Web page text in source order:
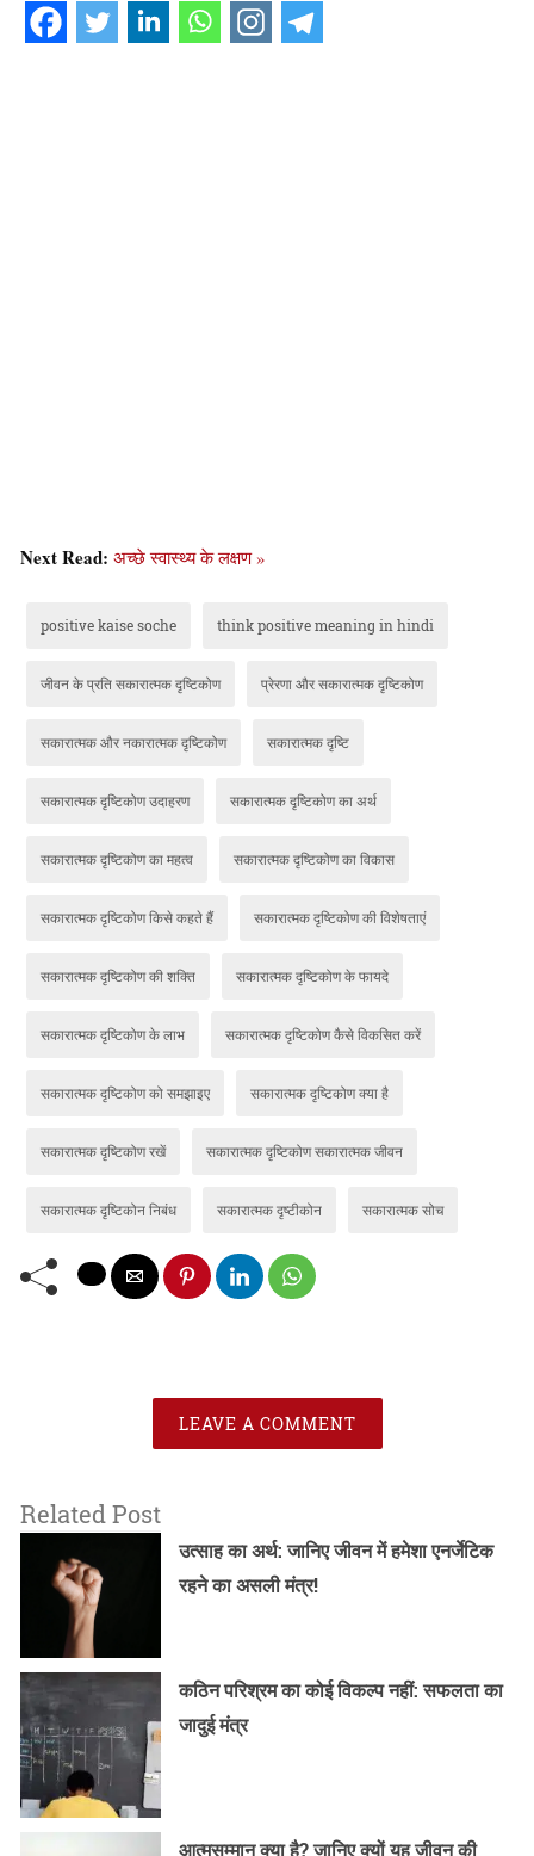
Next Read: अच्छे स्वास्थ्य के लक्षण »
positive kaise soche think positive meaning in hindi
जीवन के प्रति सकारात्मक दृष्टिकोण प्रेरणा और सकारात्मक दृष्टिकोण
सकारात्मक और नकारात्मक दृष्टिकोण सकारात्मक दृष्टि
सकारात्मक दृष्टिकोण उदाहरण सकारात्मक दृष्टिकोण का अर्थ
सकारात्मक दृष्टिकोण का महत्व सकारात्मक दृष्टिकोण का विकास
सकारात्मक दृष्टिकोण किसे कहते हैं सकारात्मक दृष्टिकोण की विशेषताएं
सकारात्मक दृष्टिकोण की शक्ति सकारात्मक दृष्टिकोण के फायदे
सकारात्मक दृष्टिकोण के लाभ सकारात्मक दृष्टिकोण कैसे विकसित करें
सकारात्मक दृष्टिकोण को समझाइए सकारात्मक दृष्टिकोण क्या है
सकारात्मक दृष्टिकोण रखें सकारात्मक दृष्टिकोण सकारात्मक जीवन
सकारात्मक दृष्टिकोन निबंध सकारात्मक दृष्टीकोन सकारात्मक सोच
LEAVE A COMMENT
Related Post
उत्साह का अर्थ: जानिए जीवन में हमेशा एनर्जेटिक
रहने का असली मंत्र!
कठिन परिश्रम का कोई विकल्प नहीं: सफलता का
जादुई मंत्र
आत्मसम्मान क्या है? जानिए क्यों यह जीवन की